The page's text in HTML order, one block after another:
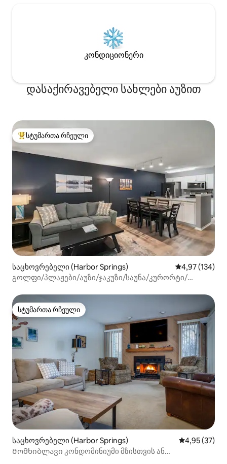
კონდიციონერი
დასაქირავებელი სახლები აუზით
სტუმართა რჩეული მოწინავე ვარიანტი
სტუმართა რჩეული
საცხოვრებელი (Harbor Springs) საშუალო
4,97 (134)
გოლფი/პლაჟები/აუზი/ჯაკუზი/საუნა/კურორტი/
სტუმართა რჩეული
სტუმართა რჩეული
საცხოვრებელი (Harbor Springs) საშუალო
4,95 (37)
Მომხიბლავი კონდომინიუმი მზისთვის ან